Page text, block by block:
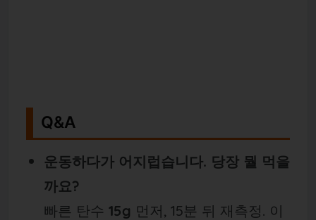
Q&A
운동하다가 어지럽습니다. 당장 뭘 먹을
까요?
빠른 탄수 15g 먼저, 15분 뒤 재측정. 이